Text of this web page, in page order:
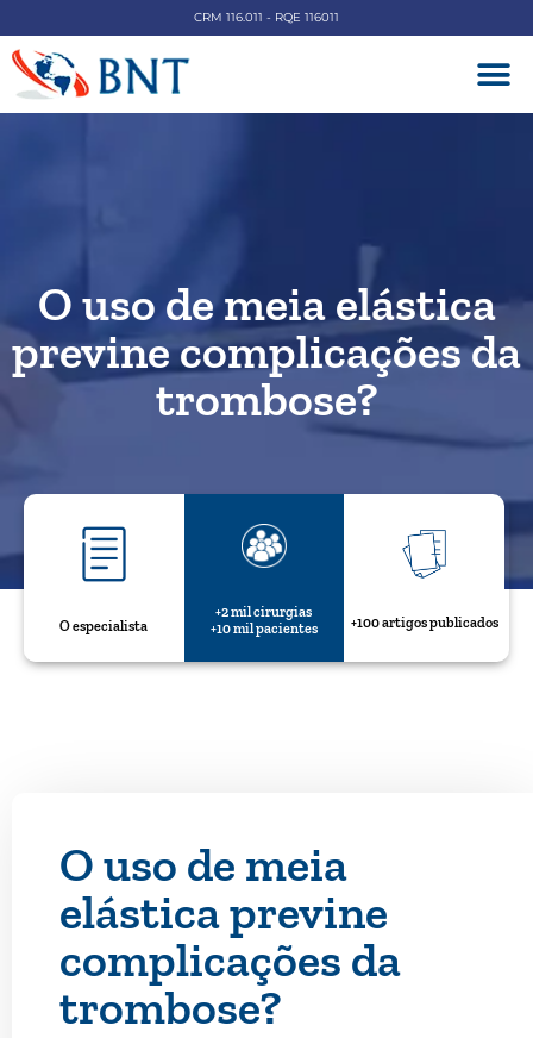
CRM 116.011 - RQE 116011
O uso de meia elástica
previne complicações da
trombose?
O especialista
+2 mil cirurgias
+10 mil pacientes
+100 artigos publicados
O uso de meia
elástica previne
complicações da
trombose?